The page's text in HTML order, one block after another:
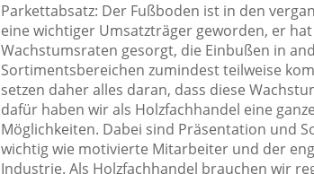
Parkettabsatz: Der Fußboden ist in den
eine wichtiger Umsatzträger geworden, er
Wachstumsraten gesorgt, die Einbußen in
Sortimentsbereichen zumindest teilweise
setzen daher alles daran, dass diese
dafür haben wir als Holzfachhandel eine
Möglichkeiten. Dabei sind Präsentation und
wichtig wie motivierte Mitarbeiter und der
Industrie. Als Holzfachhandel brauchen wir